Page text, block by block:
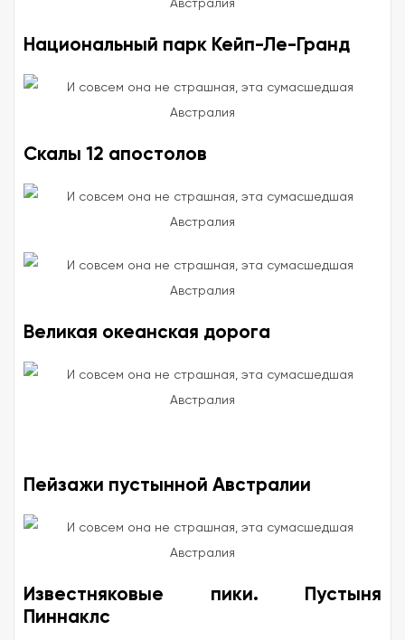
Национальный парк Кейп-Ле-Гранд
Скалы 12 апостолов
Великая океанская дорога
Пейзажи пустынной Австралии
Известняковые пики. Пустыня
Пиннаклс